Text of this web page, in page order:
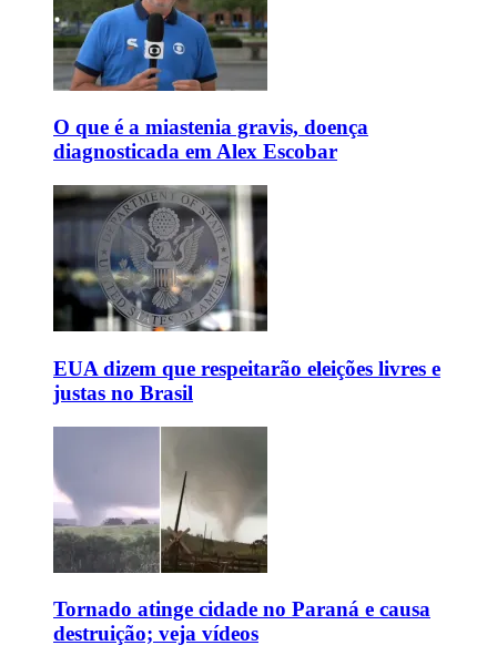
O que é a miastenia gravis, doença
diagnosticada em Alex Escobar
EUA dizem que respeitarão eleições livres e
justas no Brasil
Tornado atinge cidade no Paraná e causa
destruição; veja vídeos